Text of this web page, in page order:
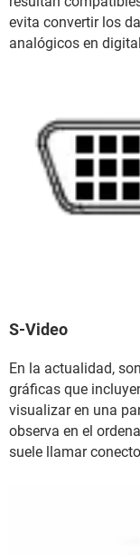
evita convertir los
analógicos en
S-Video
En la actualidad,
gráficas que
visualizar en una
observa en el
suele llamar